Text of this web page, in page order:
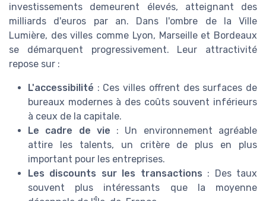
investissements demeurent élevés, atteignant des
milliards d'euros par an. Dans l'ombre de la Ville
Lumière, des villes comme Lyon, Marseille et Bordeaux
se démarquent progressivement. Leur attractivité
repose sur :
L'accessibilité : Ces villes offrent des surfaces de
bureaux modernes à des coûts souvent inférieurs
à ceux de la capitale.
Le cadre de vie : Un environnement agréable
attire les talents, un critère de plus en plus
important pour les entreprises.
Les discounts sur les transactions : Des taux
souvent plus intéressants que la moyenne